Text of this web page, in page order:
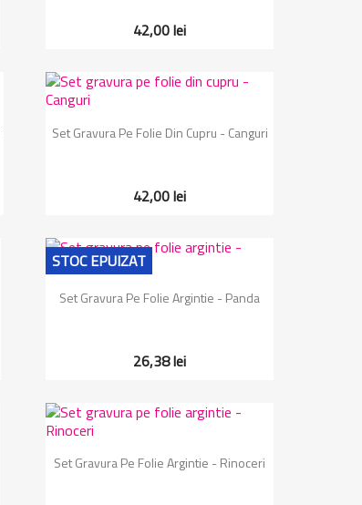
42,00 lei
 Vizualizare rapida
Set Gravura Pe Folie Din Cupru - Canguri
42,00 lei
Vizualizare rapida
Set Gravura Pe Folie Argintie - Panda
26,38 lei
STOC EPUIZAT
Vizualizare rapida
Set Gravura Pe Folie Argintie - Rinoceri